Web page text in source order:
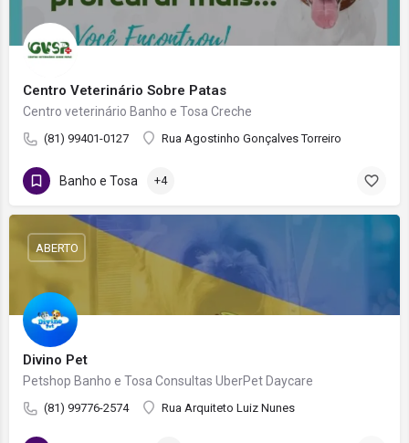
Centro Veterinário Sobre Patas
Centro veterinário Banho e Tosa Creche
(81) 99401-0127 Rua Agostinho Gonçalves Torreiro
Banho e Tosa +4
Divino Pet
Petshop Banho e Tosa Consultas UberPet Daycare
(81) 99776-2574 Rua Arquiteto Luiz Nunes
ABERTO